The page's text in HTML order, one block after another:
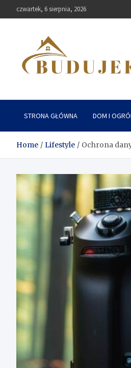
to
czwartek, 6 sierpnia, 2026
Budujekspert
STRONA GŁÓWNA DOM I
Home Lifestyle Ochrona